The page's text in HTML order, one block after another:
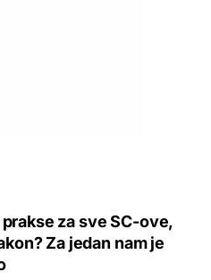
za sve SC-ove,
Za jedan nam je